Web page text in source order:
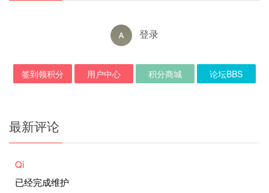
登录
签到领积分 用户中心 积分商城 论坛BBS
最新评论
Qi
已经完成维护